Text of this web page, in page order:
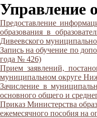
Управление
Предоставление
образования в
Дивеевского
Запись на обучение по
года № 426)
Прием заявлений,
муниципальном округе
Зачисление в
основного общего и
Приказ Министерства
ежемесячного пособия на